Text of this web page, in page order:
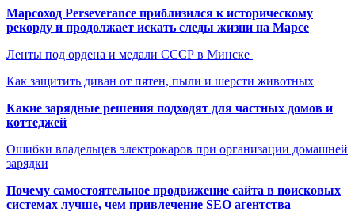
Марсоход Perseverance приблизился к историческому
рекорду и продолжает искать следы жизни на Марсе
Ленты под ордена и медали СССР в Минске
Как защитить диван от пятен, пыли и шерсти животных
Какие зарядные решения подходят для частных домов и
коттеджей
Ошибки владельцев электрокаров при организации домашней
зарядки
Почему самостоятельное продвижение сайта в поисковых
системах лучше, чем привлечение SEO агентства